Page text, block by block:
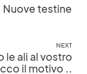
testine
NEXT
le ali al vostro
il motivo ..